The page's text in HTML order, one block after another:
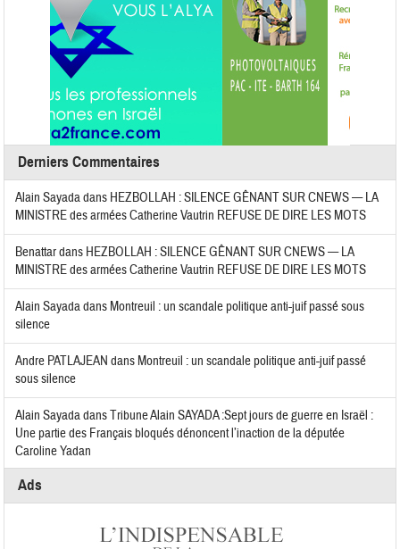
Derniers Commentaires
Alain Sayadadans HEZBOLLAH : SILENCE GÊNANT SUR CNEWS — LA
MINISTRE des armées Catherine Vautrin REFUSE DE DIRE LES MOTS
Benattardans HEZBOLLAH : SILENCE GÊNANT SUR CNEWS — LA
MINISTRE des armées Catherine Vautrin REFUSE DE DIRE LES MOTS
Alain Sayadadans Montreuil : un scandale politique anti-juif passé sous
silence
Andre PATLAJEAN dans Montreuil : un scandale politique anti-juif passé
sous silence
Alain SayadadansTribune Alain SAYADA :Sept jours de guerre en Israël :
Une partie des Français bloqués dénoncent l’inaction de la députée
Caroline Yadan
Ads